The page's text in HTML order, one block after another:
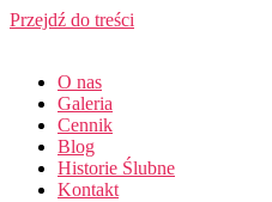
Przejdź do treści
O nas
Galeria
Cennik
Blog
Historie Ślubne
Kontakt